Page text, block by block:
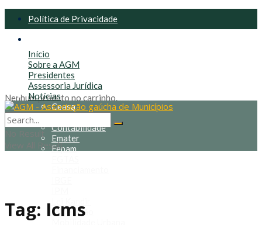
Política de Privacidade
Nenhum produto no carrinho.
Início
Sobre a AGM
Presidentes
Assessoria Jurídica
Notícias
Ceasa
Contabilidade
Emater
Fepam
Mineração
No Result
View All Result
Tag: Icms